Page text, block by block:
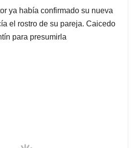
ya había confirmado su nueva
el rostro de su pareja. Caicedo
para presumirla